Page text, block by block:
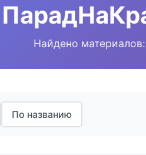
Найдено материалов:
По названию